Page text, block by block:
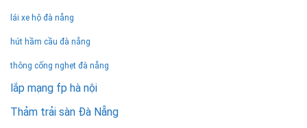
lái xe hộ đà nẵng
hút hầm cầu đà nẵng
thông cống nghẹt đà nẵng
lắp mạng fp hà nội
Thảm trải sàn Đà Nẵng